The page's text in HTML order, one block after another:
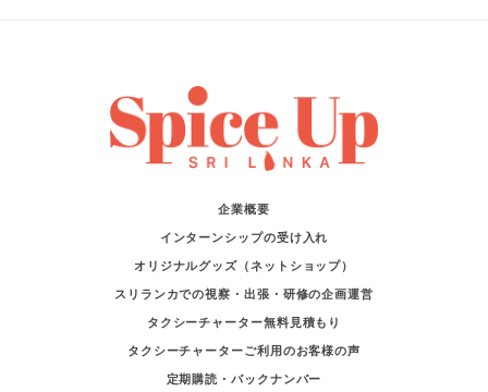
企業概要
インターンシップの受け入れ
オリジナルグッズ（ネットショップ）
スリランカでの視察・出張・研修の企画運営
タクシーチャーター無料見積もり
タクシーチャーターご利用のお客様の声
定期購読・バックナンバー